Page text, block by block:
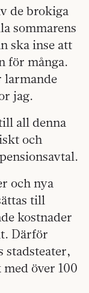
de brokiga
sommarens
ska inse att
för många.
larmande
jag.
all denna
och
och nya
till
kostnader
Därför
stadsteater,
över 100